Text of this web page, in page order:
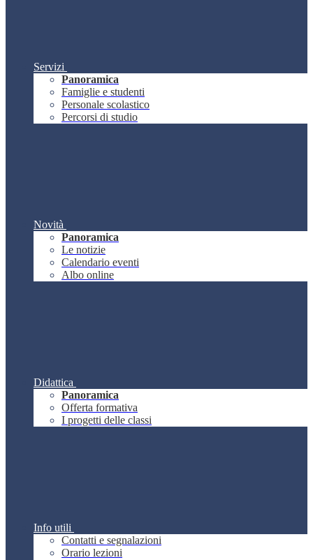
Servizi
Panoramica
Famiglie e studenti
Personale scolastico
Percorsi di studio
Novità
Panoramica
Le notizie
Calendario eventi
Albo online
Didattica
Panoramica
Offerta formativa
I progetti delle classi
Info utili
Contatti e segnalazioni
Orario lezioni